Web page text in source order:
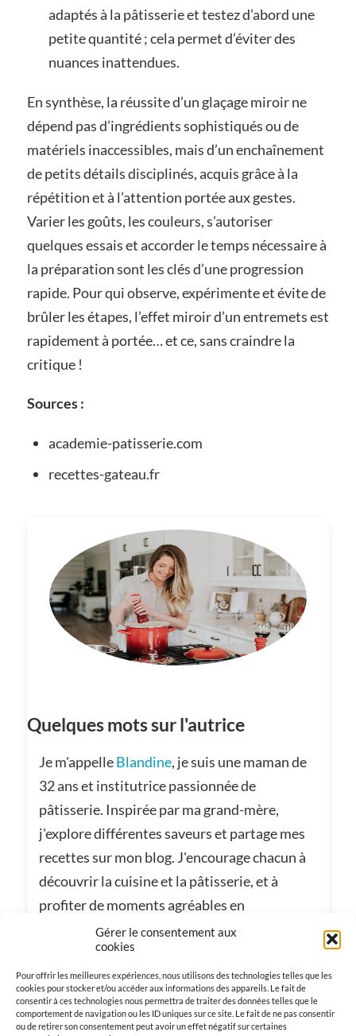
Gérer le consentement aux
cookies
Pour offrir les meilleures expériences, nous utilisons des technologies telles que les
cookies pour stocker et/ou accéder aux informations des appareils. Le fait de
consentir à ces technologies nous permettra de traiter des données telles que le
comportement de navigation ou les ID uniques sur ce site. Le fait de ne pas consentir
ou de retirer son consentement peut avoir un effet négatif sur certaines
adaptés à la pâtisserie et testez d’abord une
petite quantité ; cela permet d’éviter des
nuances inattendues.
En synthèse, la réussite d’un glaçage miroir ne
dépend pas d’ingrédients sophistiqués ou de
matériels inaccessibles, mais d’un enchaînement
de petits détails disciplinés, acquis grâce à la
répétition et à l’attention portée aux gestes.
Varier les goûts, les couleurs, s’autoriser
quelques essais et accorder le temps nécessaire à
la préparation sont les clés d’une progression
rapide. Pour qui observe, expérimente et évite de
brûler les étapes, l’effet miroir d’un entremets est
rapidement à portée… et ce, sans craindre la
critique !
Sources :
academie-patisserie.com
recettes-gateau.fr
Quelques mots sur l'autrice
Je m'appelleBlandine, je suis une maman de
32 ans et institutrice passionnée de
pâtisserie. Inspirée par ma grand-mère,
j'explore différentes saveurs et partage mes
recettes sur mon blog. J'encourage chacun à
découvrir la cuisine et la pâtisserie, et à
profiter de moments agréables en
partageant cette passion avec ses proches.
Tweetez Partagez Épingle